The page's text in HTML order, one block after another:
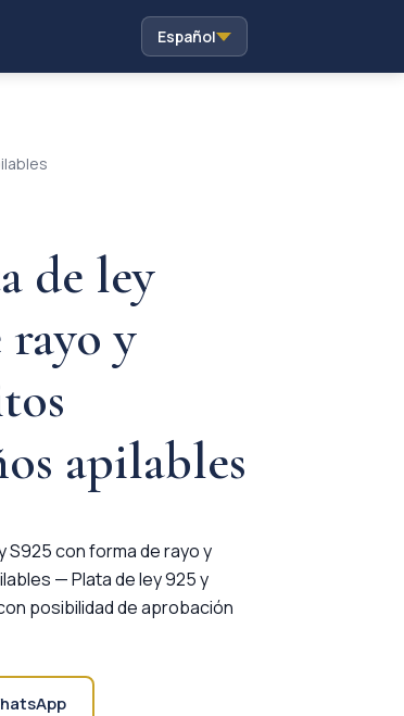
Español
de ley
y
apilables
S925 con forma de rayo y
— Plata de ley 925 y
posibilidad de aprobación